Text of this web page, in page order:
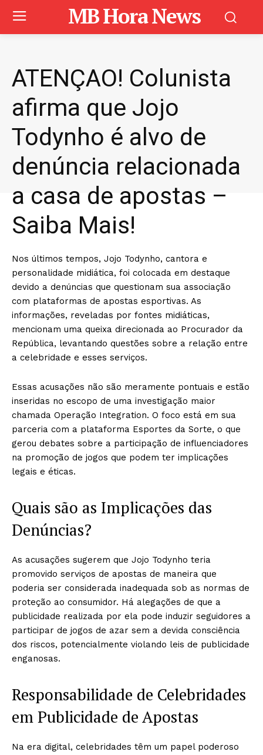
MB Hora News
ATENÇAO! Colunista
afirma que Jojo
Todynho é alvo de
denúncia relacionada
a casa de apostas –
Saiba Mais!
Nos últimos tempos, Jojo Todynho, cantora e
personalidade midiática, foi colocada em destaque
devido a denúncias que questionam sua associação
com plataformas de apostas esportivas. As
informações, reveladas por fontes midiáticas,
mencionam uma queixa direcionada ao Procurador da
República, levantando questões sobre a relação entre
a celebridade e esses serviços.
Essas acusações não são meramente pontuais e estão
inseridas no escopo de uma investigação maior
chamada Operação Integration. O foco está em sua
parceria com a plataforma Esportes da Sorte, o que
gerou debates sobre a participação de influenciadores
na promoção de jogos que podem ter implicações
legais e éticas.
Quais são as Implicações das
Denúncias?
As acusações sugerem que Jojo Todynho teria
promovido serviços de apostas de maneira que
poderia ser considerada inadequada sob as normas de
proteção ao consumidor. Há alegações de que a
publicidade realizada por ela pode induzir seguidores a
participar de jogos de azar sem a devida consciência
dos riscos, potencialmente violando leis de publicidade
enganosas.
Responsabilidade de Celebridades
em Publicidade de Apostas
Na era digital, celebridades têm um papel poderoso